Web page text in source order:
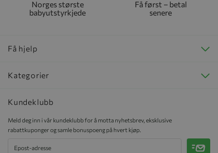
Norges største
babyutstyrkjede
Få først – betal
senere
Få hjelp
Kategorier
Kundeklubb
Meld deg inn i vår kundeklubb for å motta nyhetsbrev, eksklusive
rabattkuponger og samle bonuspoeng på hvert kjøp.